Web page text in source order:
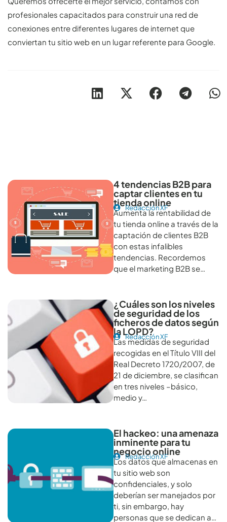
profesionales capacitados para construir una red de
conexiones entre diferentes lugares de internet que
conviertan tu sitio web en un lugar referente para Google.
4 tendencias B2B para
captar clientes en tu
tienda online
Redacción XF
Aumenta la rentabilidad de
tu tienda online a través de la
captación de clientes B2B
con estas infalibles
tendencias. Recordemos
que el marketing B2B se…
¿Cuáles son los niveles
de seguridad de los
ficheros de datos según
la LOPD?
Redacción XF
Las medidas de seguridad
recogidas en el Título VIII del
Real Decreto 1720/2007, de
21 de diciembre, se clasifican
en tres niveles –básico,
medio y…
El hackeo: una amenaza
inminente para tu
negocio online
Redacción XF
Los datos que almacenas en
tu sitio web son
confidenciales, y solo
deberían ser manejados por
ti, sin embargo, hay
personas que se dedican a…